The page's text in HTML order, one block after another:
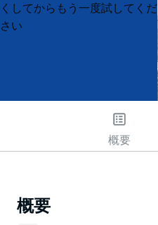
List
List
くしてからもう一度試してくだ
さい
概要
概要